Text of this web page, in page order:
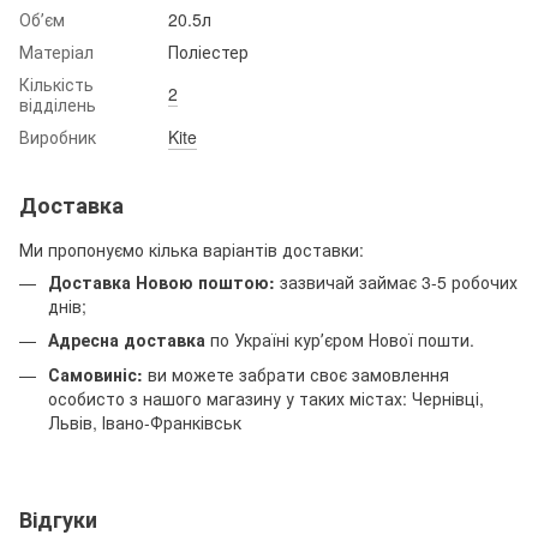
Обʼєм
20.5л
Матеріал
Поліестер
Кількість
відділень
2
Виробник
Kite
Доставка
Ми пропонуємо кілька варіантів доставки:
Доставка Новою поштою: зазвичай займає 3-5 робочих
днів;
Адресна доставка по Україні курʼєром Нової пошти.
Самовиніс: ви можете забрати своє замовлення
особисто з нашого магазину у таких містах: Чернівці,
Львів, Івано-Франківськ
Відгуки